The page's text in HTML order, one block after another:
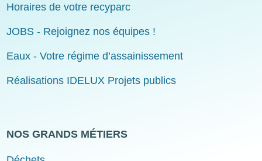
Horaires de votre recyparc
JOBS - Rejoignez nos équipes !
Eaux - Votre régime d’assainissement
Réalisations IDELUX Projets publics
NOS GRANDS MÉTIERS